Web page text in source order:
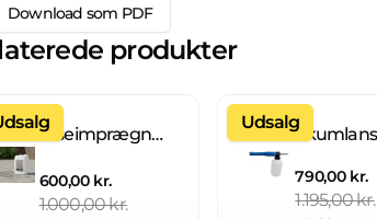
Download som PDF
produkter
Fliseimprægnering IC 20 L brugsklar
600,00 kr.
1.000,00 kr.
Udsalg
790,00 kr.
1.195,00 kr.